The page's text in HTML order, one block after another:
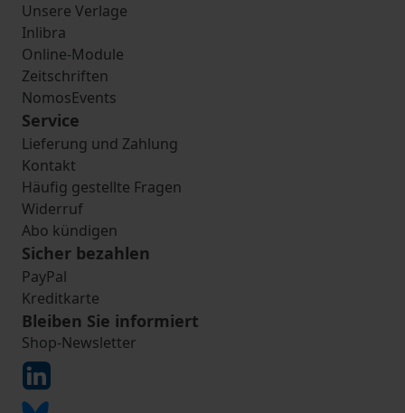
Unsere Verlage
Inlibra
Online-Module
Zeitschriften
NomosEvents
Service
Lieferung und Zahlung
Kontakt
Häufig gestellte Fragen
Widerruf
Abo kündigen
Sicher bezahlen
PayPal
Kreditkarte
Bleiben Sie informiert
Shop-Newsletter